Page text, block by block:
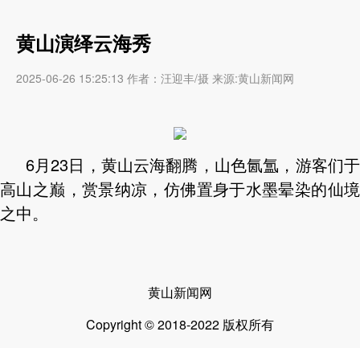
黄山演绎云海秀
2025-06-26 15:25:13 作者：汪迎丰/摄 来源:黄山新闻网
6月23日，黄山云海翻腾，山色氤氲，游客们于
高山之巅，赏景纳凉，仿佛置身于水墨晕染的仙境
之中。
黄山新闻网
Copyright © 2018-2022 版权所有